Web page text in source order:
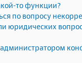
то функции?
по вопросу
юридических
администратором